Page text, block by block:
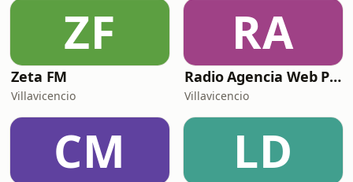
ZF
Zeta FM
Villavicencio
RA
Radio Agencia Web Publicidad
Villavicencio
CM LD